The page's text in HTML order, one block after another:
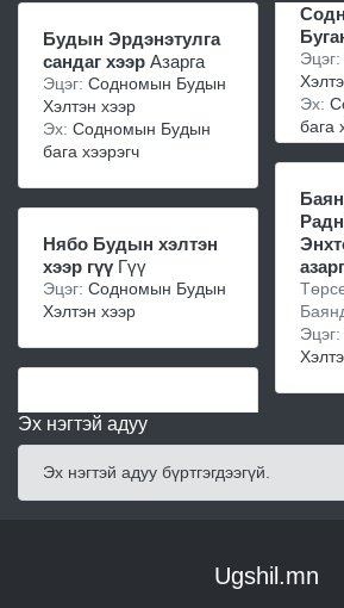
Будын Эрдэнэтулга
сандаг хээр Азарга
Эцэг: Содномын Будын
Хэлтэн хээр
Эх: Содномын Будын
бага хээрэгч
Нябо Будын хэлтэн
хээр гүү Гүү
Эцэг: Содномын Будын
Хэлтэн хээр
Эцэг:
Эх:
бага
Эцэг:
Эх нэгтэй адуу
Эх нэгтэй адуу бүртгэгдээгүй.
Ugshil.mn